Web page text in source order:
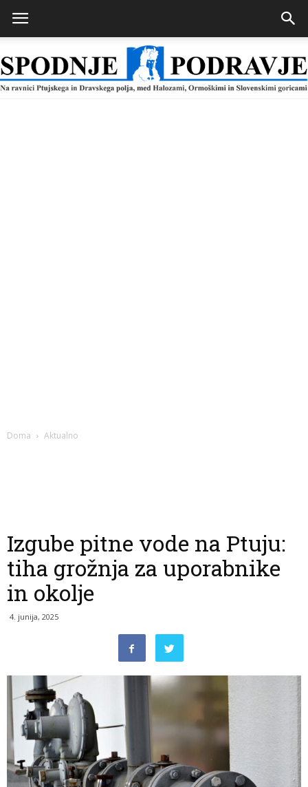
Doma Aktualno
Izgube pitne vode na Ptuju:
tiha grožnja za uporabnike
in okolje
4. junija, 2025